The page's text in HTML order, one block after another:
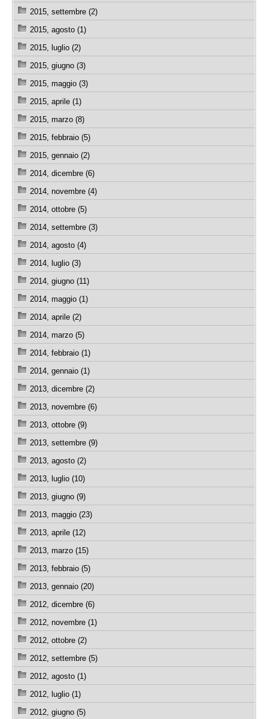
2015, settembre (2)
2015, agosto (1)
2015, luglio (2)
2015, giugno (3)
2015, maggio (3)
2015, aprile (1)
2015, marzo (8)
2015, febbraio (5)
2015, gennaio (2)
2014, dicembre (6)
2014, novembre (4)
2014, ottobre (5)
2014, settembre (3)
2014, agosto (4)
2014, luglio (3)
2014, giugno (11)
2014, maggio (1)
2014, aprile (2)
2014, marzo (5)
2014, febbraio (1)
2014, gennaio (1)
2013, dicembre (2)
2013, novembre (6)
2013, ottobre (9)
2013, settembre (9)
2013, agosto (2)
2013, luglio (10)
2013, giugno (9)
2013, maggio (23)
2013, aprile (12)
2013, marzo (15)
2013, febbraio (5)
2013, gennaio (20)
2012, dicembre (6)
2012, novembre (1)
2012, ottobre (2)
2012, settembre (5)
2012, agosto (1)
2012, luglio (1)
2012, giugno (5)